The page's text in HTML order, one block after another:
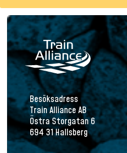
Besöksadress
Train Alliance AB
Östra Storgatan 6
694 31 Hallsberg